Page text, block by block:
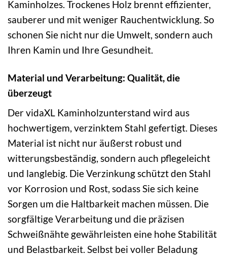
Kaminholzes. Trockenes Holz brennt effizienter,
sauberer und mit weniger Rauchentwicklung. So
schonen Sie nicht nur die Umwelt, sondern auch
Ihren Kamin und Ihre Gesundheit.
Material und Verarbeitung: Qualität, die
überzeugt
Der vidaXL Kaminholzunterstand wird aus
hochwertigem, verzinktem Stahl gefertigt. Dieses
Material ist nicht nur äußerst robust und
witterungsbeständig, sondern auch pflegeleicht
und langlebig. Die Verzinkung schützt den Stahl
vor Korrosion und Rost, sodass Sie sich keine
Sorgen um die Haltbarkeit machen müssen. Die
sorgfältige Verarbeitung und die präzisen
Schweißnähte gewährleisten eine hohe Stabilität
und Belastbarkeit. Selbst bei voller Beladung